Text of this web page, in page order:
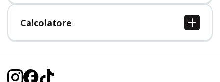
Centro assistenza
Calcolatore
Calcolo BMI (IMC)
Calcolo peso ideale
Calcolo calorie bruciate